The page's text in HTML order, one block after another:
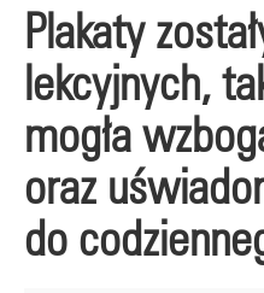
Plakaty
lekcyjnych,
mogła
oraz
do